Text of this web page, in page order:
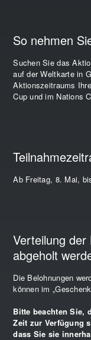
So nehmen
Suchen Sie das
auf der Weltkarte in
Aktionszeitraums
Cup und im Nations
Ab Freitag, 8. Mai,
Verteilung der
abgeholt
Die Belohnungen
können im
Bitte beachten Sie,
Zeit zur Verfügung
dass Sie sie